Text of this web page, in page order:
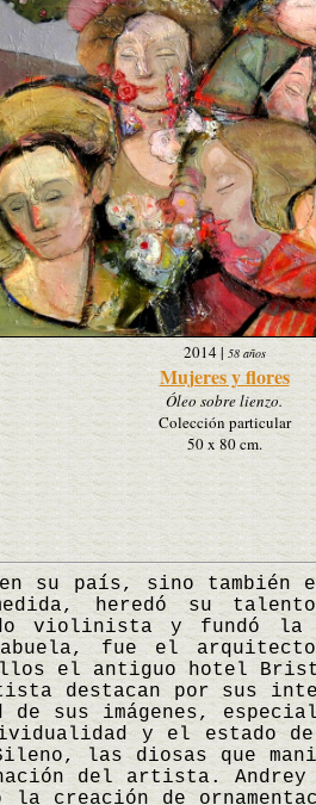
2014| 58 años
Mujeres y flores
Óleo sobre lienzo.
Colección particular
50 x 80 cm.
país, sino también en
heredó su
violinista y fundó la
fue el arquitecto
el antiguo hotel
destacan por sus
sus imágenes,
y el estado
las diosas que
del artista. Andrey
la creación de